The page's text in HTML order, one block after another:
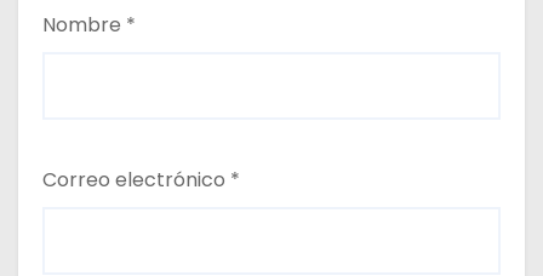
Nombre *
Correo electrónico *